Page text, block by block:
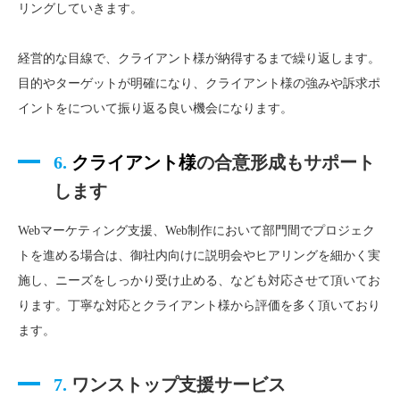
リングしていきます。
経営的な目線で、クライアント様が納得するまで繰り返します。
目的やターゲットが明確になり、クライアント様の強みや訴求ポ
イントをについて振り返る良い機会になります。
6. クライアント様の合意形成もサポート
します
Webマーケティング支援、Web制作において部門間でプロジェク
トを進める場合は、御社内向けに説明会やヒアリングを細かく実
施し、ニーズをしっかり受け止める、なども対応させて頂いてお
ります。丁寧な対応とクライアント様から評価を多く頂いており
ます。
7. ワンストップ支援サービス